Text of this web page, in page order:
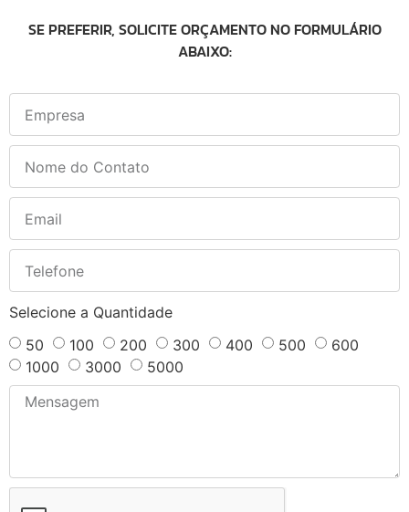
SE PREFERIR, SOLICITE ORÇAMENTO NO FORMULÁRIO
ABAIXO:
Selecione a Quantidade
50
100 200 300 400 500
600
1000
3000 5000